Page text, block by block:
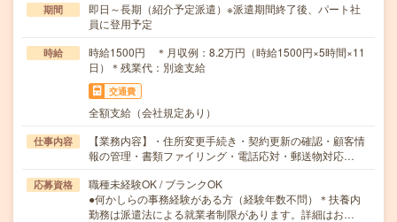
期間
即日～長期（紹介予定派遣）※派遣期間終了後、パート社
員に登用予定
時給
時給1500円 ＊月収例：8.2万円（時給1500円×5時間×11
日）＊残業代：別途支給
交通費
全額支給（会社規定あり）
仕事内容
【業務内容】・住所変更手続き・契約更新の確認・顧客情
報の管理・書類ファイリング・電話応対・郵送物対応…
応募資格
職種未経験OK / ブランクOK
●何かしらの事務経験がある方（経験年数不問）＊扶養内
勤務は派遣法による就業者制限があります。詳細はお…